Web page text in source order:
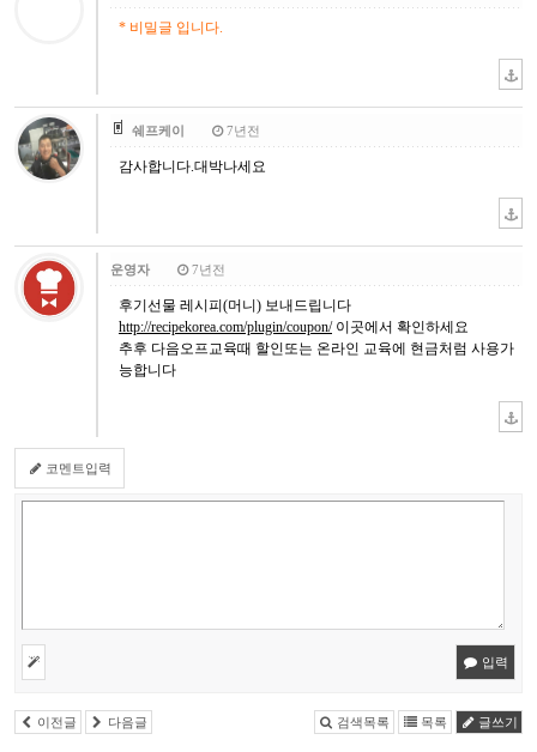
* 비밀글 입니다.
쉐프케이 7년전
감사합니다.대박나세요
운영자 7년전
후기선물 레시피(머니) 보내드립니다
http://recipekorea.com/plugin/coupon/이곳에서 확인하세요
추후 다음오프교육때 할인또는 온라인 교육에 현금처럼 사용가
능합니다
코멘트입력
입력
이전글 다음글 검색목록 목록 글쓰기